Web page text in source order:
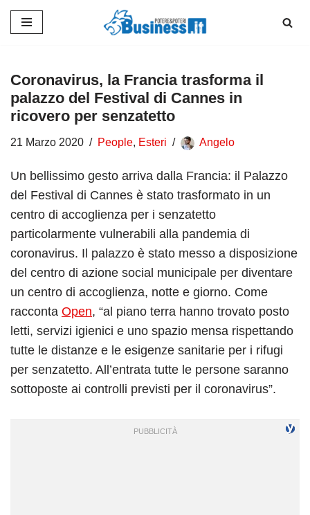
contenuto
Coronavirus, la Francia trasforma il
palazzo del Festival di Cannes in
ricovero per senzatetto
21 Marzo 2020 People, Esteri Angelo
Un bellissimo gesto arriva dalla Francia: il Palazzo
del Festival di Cannes è stato trasformato in un
centro di accoglienza per i senzatetto
particolarmente vulnerabili alla pandemia di
coronavirus. Il palazzo è stato messo a disposizione
del centro di azione social municipale per diventare
un centro di accoglienza, notte e giorno. Come
racconta Open, “al piano terra hanno trovato posto
letti, servizi igienici e uno spazio mensa rispettando
tutte le distanze e le esigenze sanitarie per i rifugi
per senzatetto. All’entrata tutte le persone saranno
sottoposte ai controlli previsti per il coronavirus”.